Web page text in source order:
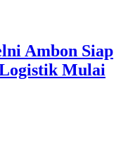
Ambon Siap
Mulai